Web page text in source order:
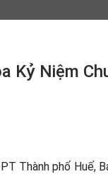
Kỷ Niệm
Thành phố Huế,